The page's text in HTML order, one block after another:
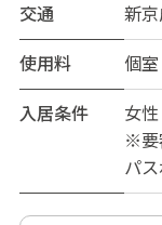
交通
新
使用料
個
入居条件
女性
※要
パ